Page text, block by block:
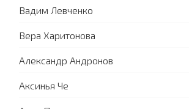
Вадим Левченко
Вера Харитонова
Александр Андронов
Аксинья Че